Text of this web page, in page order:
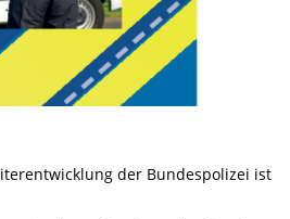
der Bundespolizei ist